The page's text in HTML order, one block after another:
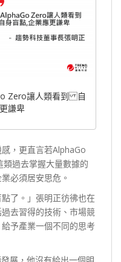
Zero讓人類看到 自
謙卑
，更直言若AlphaGo
過去掌握大量數據的
必須居安思危。
了。」張明正彷彿也在
去習得的技術、市場競
予產業一個不同的思考